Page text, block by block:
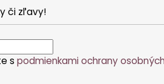
či zľavy!
s podmienkami ochrany